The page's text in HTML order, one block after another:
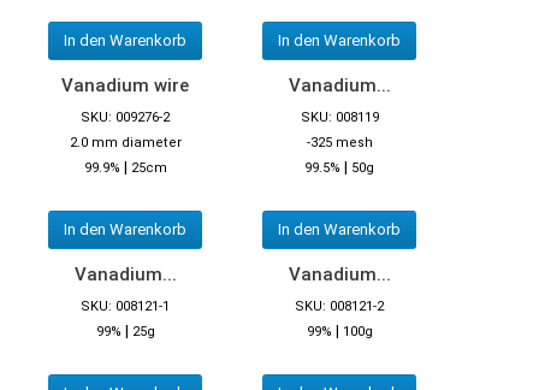
In den Warenkorb In den Warenkorb
Vanadium wire
SKU: 009276-2
2.0 mm diameter
99.9% | 25cm
In den Warenkorb
Vanadium...
SKU: 008119
-325 mesh
99.5% | 50g
In den Warenkorb
Vanadium...
SKU: 008121-1
99% | 25g
Vanadium...
SKU: 008121-2
99% | 100g